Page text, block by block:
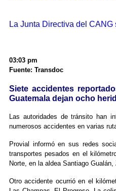
La Junta Directiva del
03:03 pm
Fuente: Transdoc
Siete accidentes
Guatemala dejan ocho
Las autoridades de tránsito han
numerosos accidentes en varias
Provial informó en sus redes
transportes pesados en el
Norte, en la aldea Santiago Gualán,
Otro accidente ocurrió en el